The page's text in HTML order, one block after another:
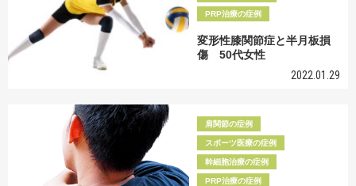
PRP治療の症例
変形性膝関節症と半月板損
傷 50代女性
2022.01.29
肩関節の症例
スポーツ医療の症例
幹細胞治療の症例
PRP治療の症例